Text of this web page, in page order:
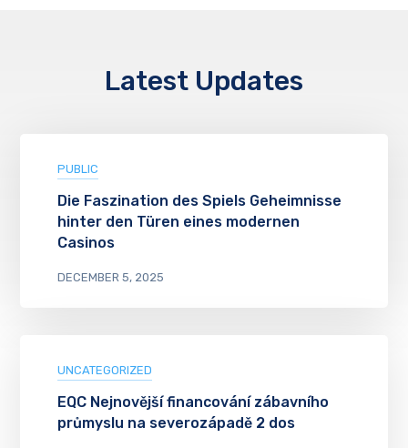
Latest Updates
PUBLIC
Die Faszination des Spiels Geheimnisse
hinter den Türen eines modernen
Casinos
DECEMBER 5, 2025
UNCATEGORIZED
EQC Nejnovější financování zábavního
průmyslu na severozápadě 2 dos